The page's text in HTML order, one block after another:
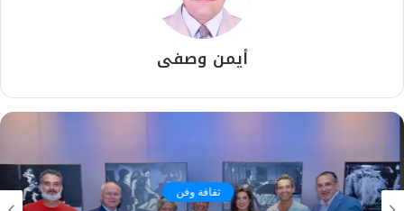
أيمن وصفى
ثقافة وفن